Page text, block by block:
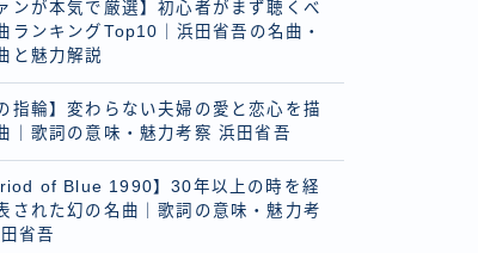
ンが本気で厳選】初心者がまず聴くべ
ランキングTop10｜浜田省吾の名曲・
と魅力解説
指輪】変わらない夫婦の愛と恋心を描
｜歌詞の意味・魅力考察 浜田省吾
of Blue 1990】30年以上の時を経
された幻の名曲｜歌詞の意味・魅力考
省吾